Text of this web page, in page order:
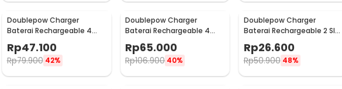
Doublepow Charger
Baterai Rechargeable 4
DP-B02
Rp47.100
Rp79.900 42%
Doublepow Charger
Baterai Rechargeable 4
Slot AA AAA with AAA 4 PCS
- DP-B02
Rp65.000
Rp106.900 40%
Doublepow Charger
Baterai Rechargeable 2 Slot
AA AAA with AAA 2 PCS -
DP-B01
Rp26.600
Rp50.900 48%